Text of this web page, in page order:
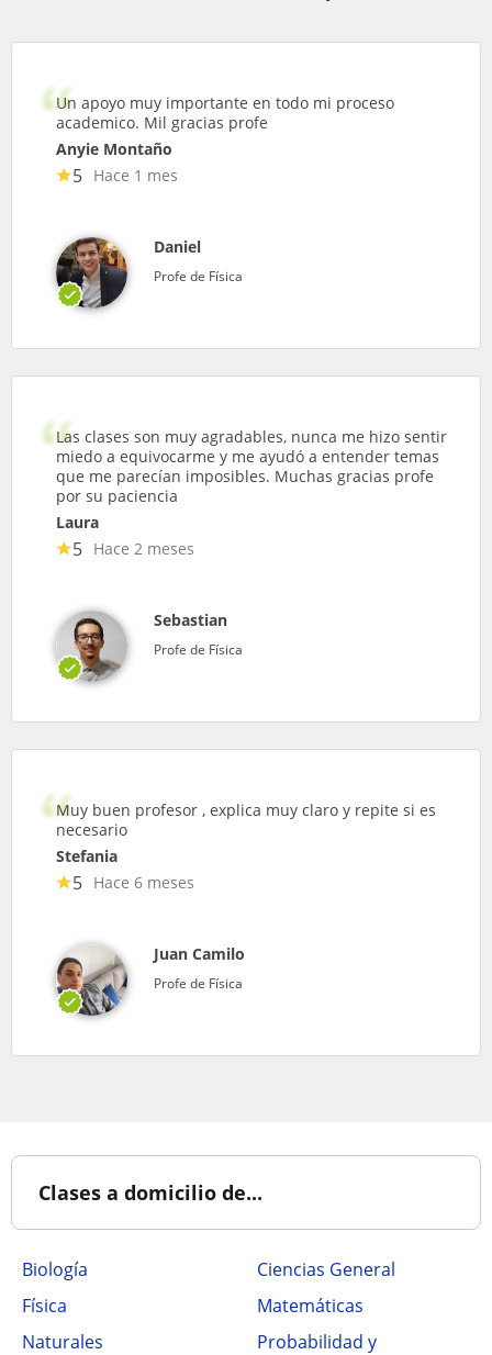
Un apoyo muy importante en todo mi proceso
academico. Mil gracias profe
Anyie Montaño
5 Hace 1 mes
Daniel
Profe de Física
Las clases son muy agradables, nunca me hizo sentir
miedo a equivocarme y me ayudó a entender temas
que me parecían imposibles. Muchas gracias profe
por su paciencia
Laura
5 Hace 2 meses
Sebastian
Profe de Física
Muy buen profesor , explica muy claro y repite si es
necesario
Stefania
5 Hace 6 meses
Juan Camilo
Profe de Física
Clases a domicilio de...
Biología
Ciencias General
Física
Matemáticas
Naturales
Probabilidad y